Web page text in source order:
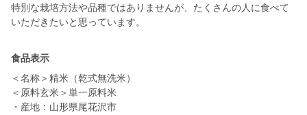
特別な栽培方法や品種ではありませんが、たくさんの人に食べて
いただきたいと思っています。
食品表示
＜名称＞精米（乾式無洗米）
＜原料玄米＞単一原料米
・産地：山形県尾花沢市